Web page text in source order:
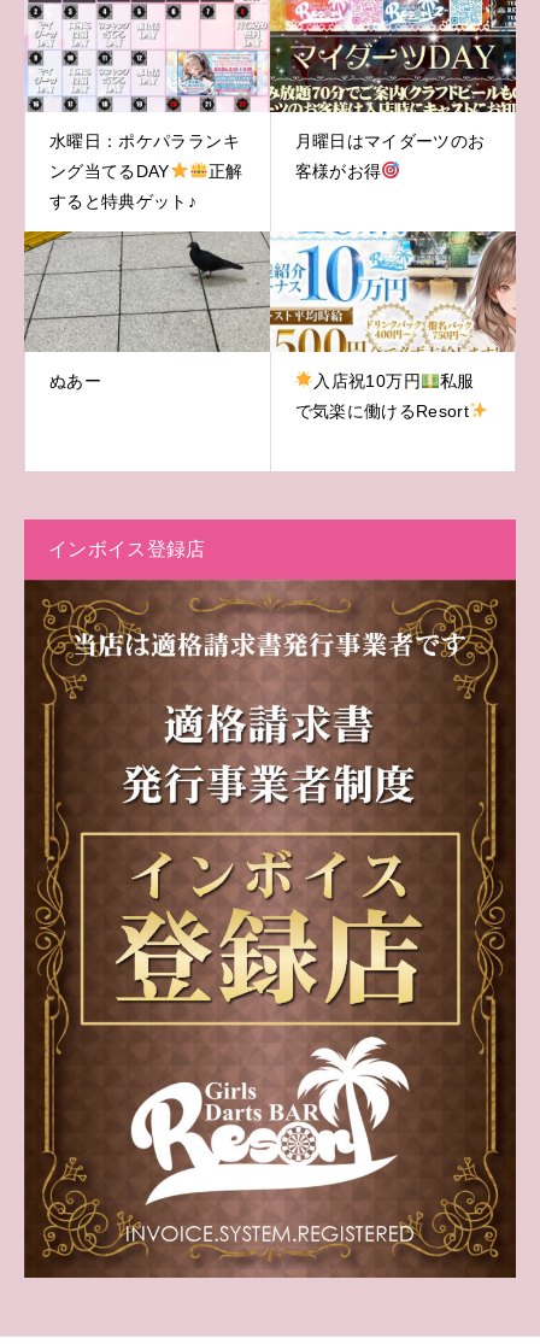
水曜日：ポケパラランキ
ング当てるDAY
正解
すると特典ゲット♪
月曜日はマイダーツのお
客様がお得
ぬあー 入店祝10万円
私服
で気楽に働けるResort
インボイス登録店